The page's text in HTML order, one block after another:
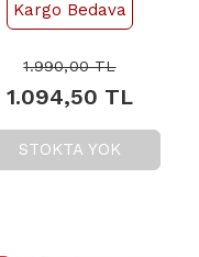
Kargo Bedava
1.990,00TL
1.094,50 TL
STOKTA YOK